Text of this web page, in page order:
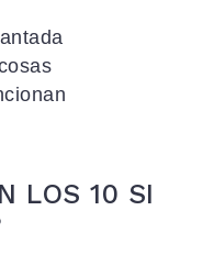
LOS 10 SI